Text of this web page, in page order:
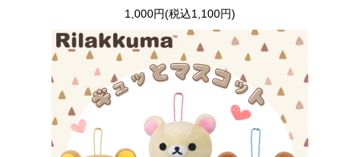
1,000円(税込1,100円)